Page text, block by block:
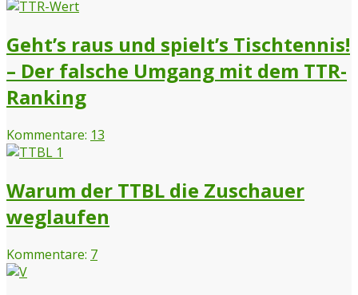
Geht’s raus und spielt’s Tischtennis!
– Der falsche Umgang mit dem TTR-
Ranking
Kommentare: 13
Warum der TTBL die Zuschauer
weglaufen
Kommentare: 7